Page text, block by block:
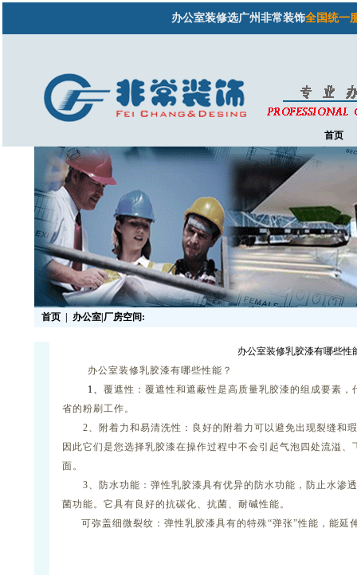
办公室装修选广州非常装饰全国统一
首页
首页 办公室|厂房空间:
办公室装修乳胶漆有哪些性
办公室装修乳胶漆有哪些性能？
1、 覆遮性：覆遮性和遮蔽性是高质量乳胶漆的组成要素
省的粉刷工作。
2、附着力和易清洗性：良好的附着力可以避免出现裂缝和
因此它们是您选择乳胶漆在操作过程中不会引起气泡四处流溢
面。
3、防水功能：弹性乳胶漆具有优异的防水功能，防止水渗
菌功能。它具有良好的抗碳化、抗菌、耐碱性能。
可弥盖细微裂纹：弹性乳胶漆具有的特殊“弹张”性能，能延